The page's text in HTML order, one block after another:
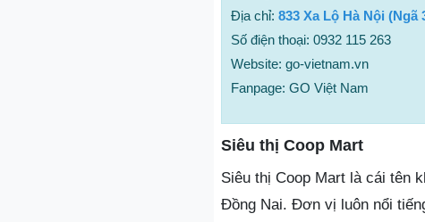
Địa chỉ: 833 Xa Lộ Hà Nội
Số điện thoại: 0932 115 263
Website: go-vietnam.vn
Fanpage: GO Việt Nam
Siêu thị Coop Mart
Siêu thị Coop Mart là cái tên
Đồng Nai. Đơn vị luôn nổi